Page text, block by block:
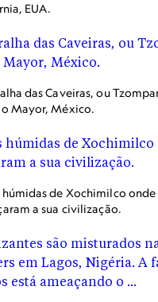
EUA.
das Caveiras, ou
Mayor, México.
húmidas de Xochimilco onde
a sua civilização.